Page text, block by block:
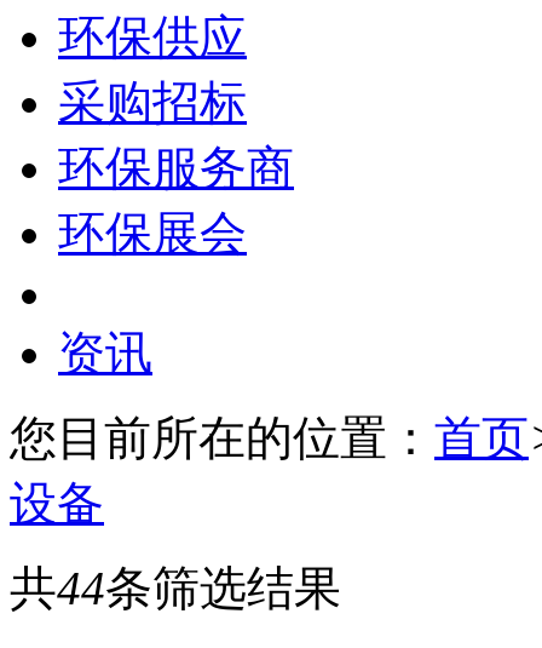
环保供应
采购招标
环保服务商
环保展会
资讯
您目前所在的位置： 首页
设备
共44条筛选结果